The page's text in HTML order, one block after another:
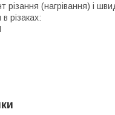
різання (нагрівання) і
різаках: